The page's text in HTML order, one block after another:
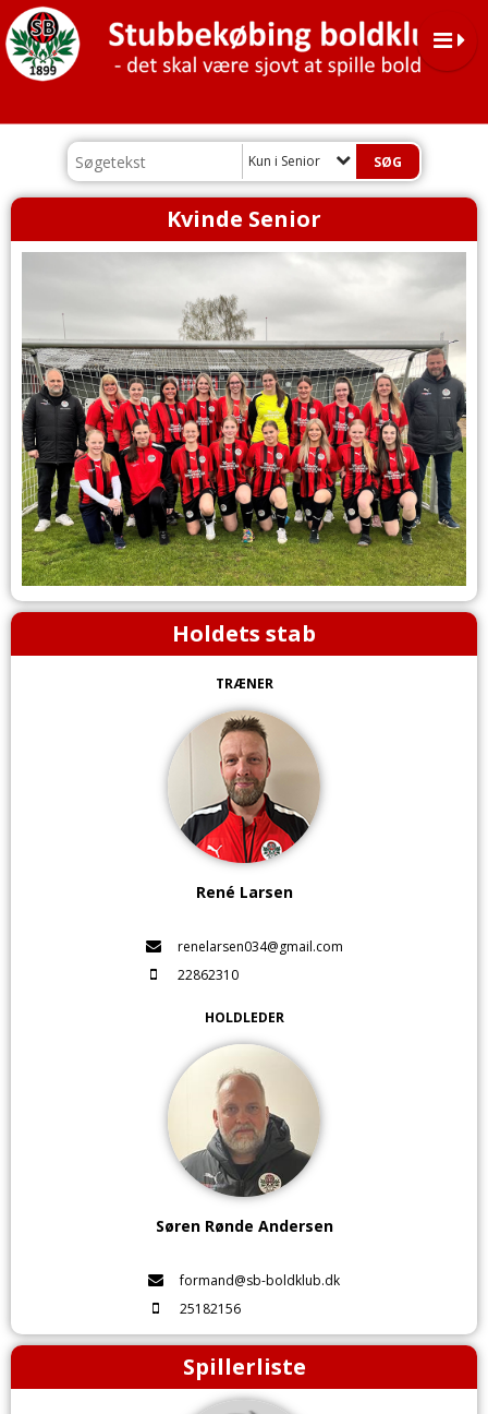
Kun i Senior
Kvinde Senior
Holdets stab
TRÆNER
René Larsen
renelarsen034@gmail.com
22862310
HOLDLEDER
Søren Rønde Andersen
formand@sb-boldklub.dk
25182156
Spillerliste